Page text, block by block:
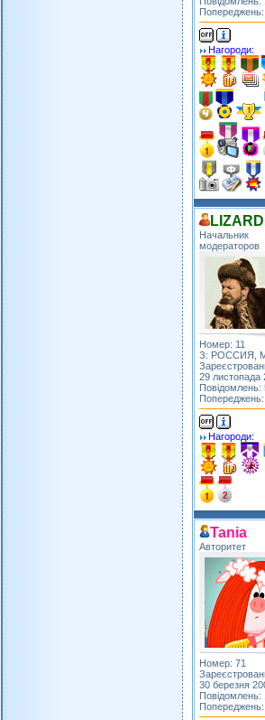
Нагороди:
LIZARD
Начальник
модераторов
Номер: 11
З: РОССИЯ,
29 листопада
Повідомлень:
Нагороди:
Tania
Авторитет
Номер: 71
30 березня
Повідомлень:
Попереджень: